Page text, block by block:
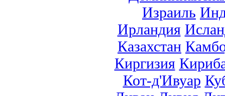
Израиль
Ирландия
Казахстан
Киргизия
Кот-д'Ивуар